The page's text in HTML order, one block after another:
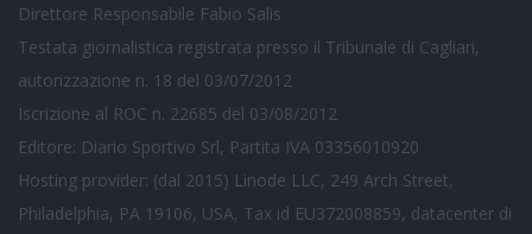
Direttore Responsabile Fabio Salis
Testata giornalistica registrata presso il Tribunale di Cagliari,
autorizzazione n. 18 del 03/07/2012
Iscrizione al ROC n. 22685 del 03/08/2012
Editore: Diario Sportivo Srl, Partita IVA 03356010920
Hosting provider: (dal 2015) Linode LLC, 249 Arch Street,
Philadelphia, PA 19106, USA, Tax id EU372008859, datacenter di